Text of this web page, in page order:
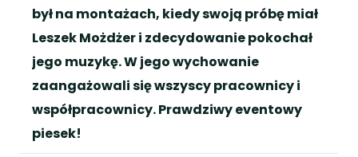
był na montażach, kiedy swoją próbę miał
Leszek Możdżer i zdecydowanie pokochał
jego muzykę. W jego wychowanie
zaangażowali się wszyscy pracownicy i
współpracownicy. Prawdziwy eventowy
piesek!